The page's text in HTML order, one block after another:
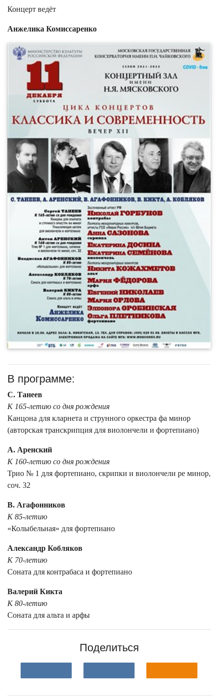
Концерт ведёт
Анжелика Комиссаренко
В программе:
С. Танеев
К 165-летию со дня рождения
Канцона для кларнета и струнного оркестра фа минор
(авторская транскрипция для виолончели и фортепиано)
А. Аренский
К 160-летию со дня рождения
Трио № 1 для фортепиано, скрипки и виолончели ре минор,
соч. 32
В. Агафонников
К 85-летию
«Колыбельная» для фортепиано
Александр Кобляков
К 70-летию
Соната для контрабаса и фортепиано
Валерий Кикта
К 80-летию
Соната для альта и арфы
Поделиться